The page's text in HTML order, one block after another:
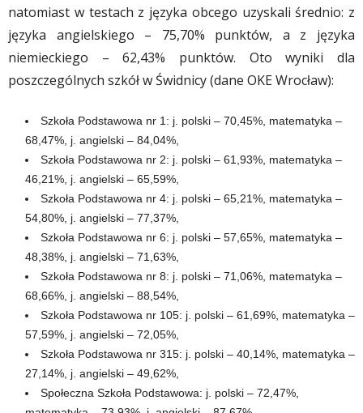
natomiast w testach z języka obcego uzyskali średnio: z
języka angielskiego – 75,70% punktów, a z języka
niemieckiego – 62,43% punktów. Oto wyniki dla
poszczególnych szkół w Świdnicy (dane OKE Wrocław):
Szkoła Podstawowa nr 1: j. polski – 70,45%, matematyka –
68,47%, j. angielski – 84,04%,
Szkoła Podstawowa nr 2: j. polski – 61,93%, matematyka –
46,21%, j. angielski – 65,59%,
Szkoła Podstawowa nr 4: j. polski – 65,21%, matematyka –
54,80%, j. angielski – 77,37%,
Szkoła Podstawowa nr 6: j. polski – 57,65%, matematyka –
48,38%, j. angielski – 71,63%,
Szkoła Podstawowa nr 8: j. polski – 71,06%, matematyka –
68,66%, j. angielski – 88,54%,
Szkoła Podstawowa nr 105: j. polski – 61,69%, matematyka –
57,59%, j. angielski – 72,05%,
Szkoła Podstawowa nr 315: j. polski – 40,14%, matematyka –
27,14%, j. angielski – 49,62%,
Społeczna Szkoła Podstawowa: j. polski – 72,47%,